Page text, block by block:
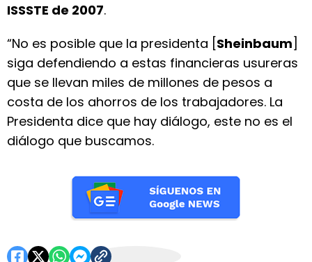
ISSSTE de 2007.
“No es posible que la presidenta [Sheinbaum]
siga defendiendo a estas financieras usureras
que se llevan miles de millones de pesos a
costa de los ahorros de los trabajadores. La
Presidenta dice que hay diálogo, este no es el
diálogo que buscamos.